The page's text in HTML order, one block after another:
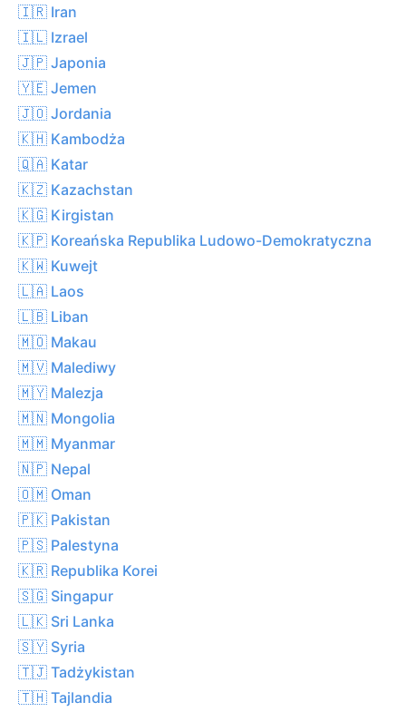
🇮🇷 Iran
🇮🇱 Izrael
🇯🇵 Japonia
🇾🇪 Jemen
🇯🇴 Jordania
🇰🇭 Kambodża
🇶🇦 Katar
🇰🇿 Kazachstan
🇰🇬 Kirgistan
🇰🇵 Koreańska Republika Ludowo-Demokratyczna
🇰🇼 Kuwejt
🇱🇦 Laos
🇱🇧 Liban
🇲🇴 Makau
🇲🇻 Malediwy
🇲🇾 Malezja
🇲🇳 Mongolia
🇲🇲 Myanmar
🇳🇵 Nepal
🇴🇲 Oman
🇵🇰 Pakistan
🇵🇸 Palestyna
🇰🇷 Republika Korei
🇸🇬 Singapur
🇱🇰 Sri Lanka
🇸🇾 Syria
🇹🇯 Tadżykistan
🇹🇭 Tajlandia